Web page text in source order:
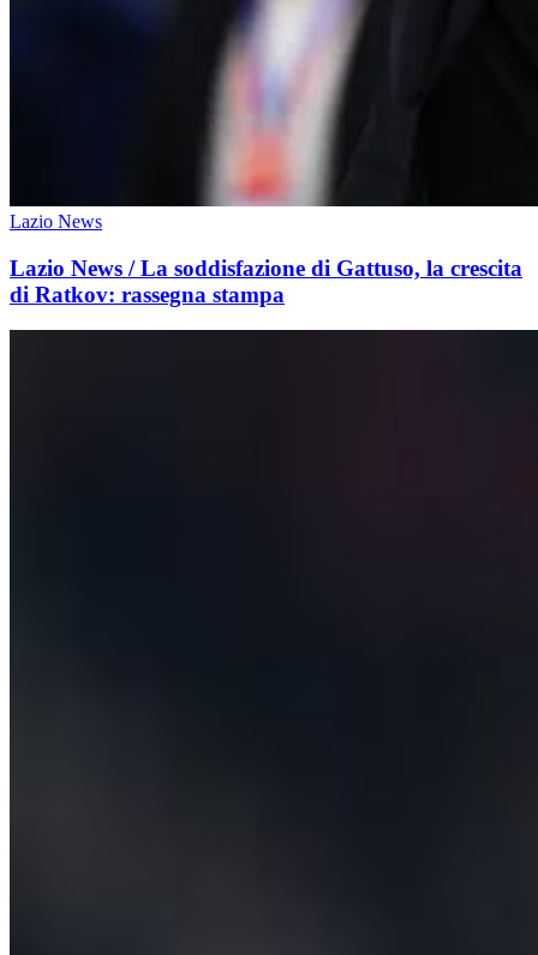
Lazio News
Lazio News / La soddisfazione di Gattuso, la crescita
di Ratkov: rassegna stampa